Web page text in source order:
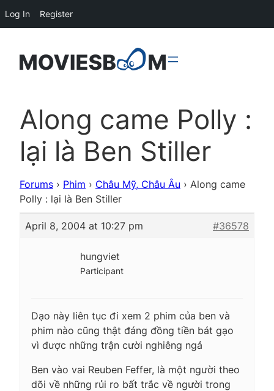
Along came Polly :
lại là Ben Stiller
Forums › Phim › Châu Mỹ, Châu Âu › Along came
Polly : lại là Ben Stiller
April 8, 2004 at 10:27 pm #36578
hungviet
Participant
Dạo này liên tục đi xem 2 phim của ben và
phim nào cũng thật đáng đồng tiền bát gạo
vì được những trận cười nghiêng ngả
Ben vào vai Reuben Feffer, là một người theo
dõi về những rủi ro bất trắc về người trong
Log In Register